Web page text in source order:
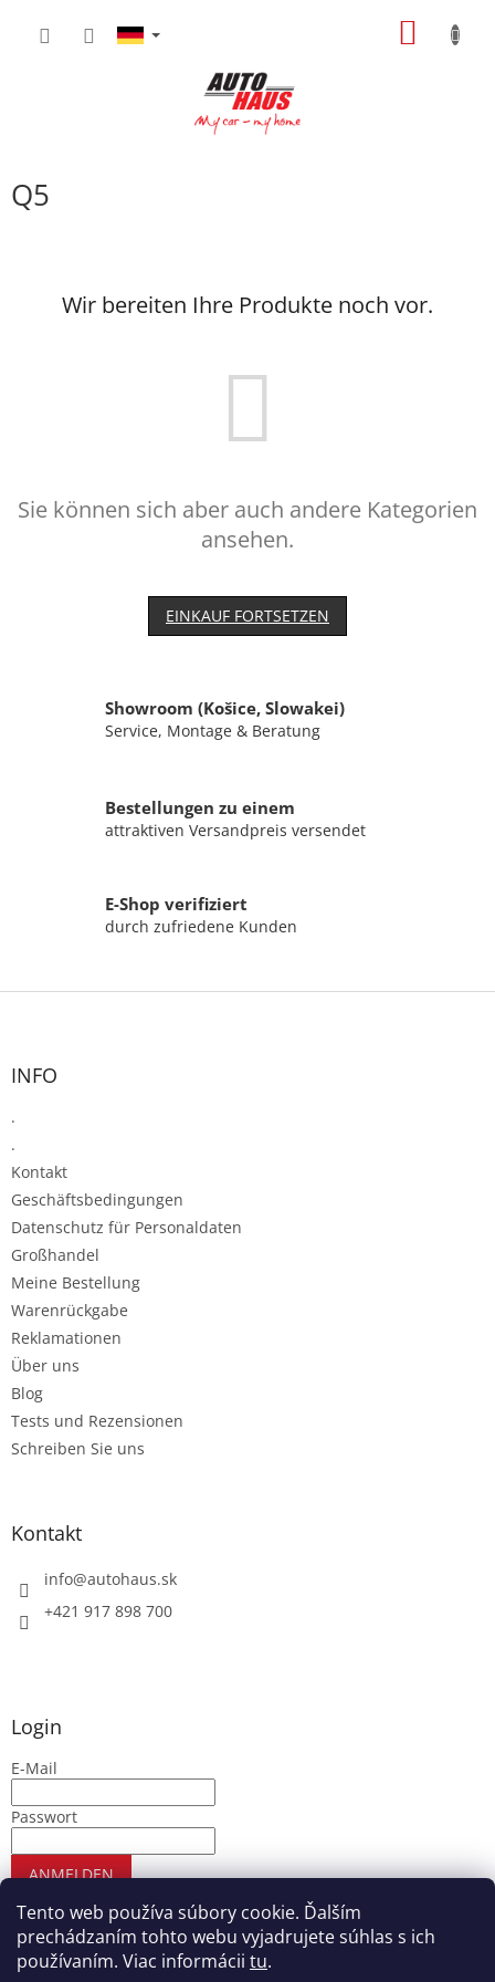
Tento web používa súbory cookie. Ďalším
prechádzaním tohto webu vyjadrujete súhlas s ich
používaním. Viac informácii tu.
Inhalt
Q5
Wir bereiten Ihre Produkte noch vor.
Sie können sich aber auch andere Kategorien
ansehen.
EINKAUF FORTSETZEN
Showroom (Košice, Slowakei)
Service, Montage & Beratung
Bestellungen zu einem
attraktiven Versandpreis versendet
E-Shop verifiziert
durch zufriedene Kunden
F
INFO
.
.
Kontakt
Geschäftsbedingungen
Datenschutz für Personaldaten
Großhandel
Meine Bestellung
Warenrückgabe
Reklamationen
Über uns
Blog
Tests und Rezensionen
Schreiben Sie uns
Kontakt
info@autohaus.sk
+421 917 898 700
Login
E-Mail
Passwort
ANMELDEN
Neues Konto registrierenPasswort vergessen